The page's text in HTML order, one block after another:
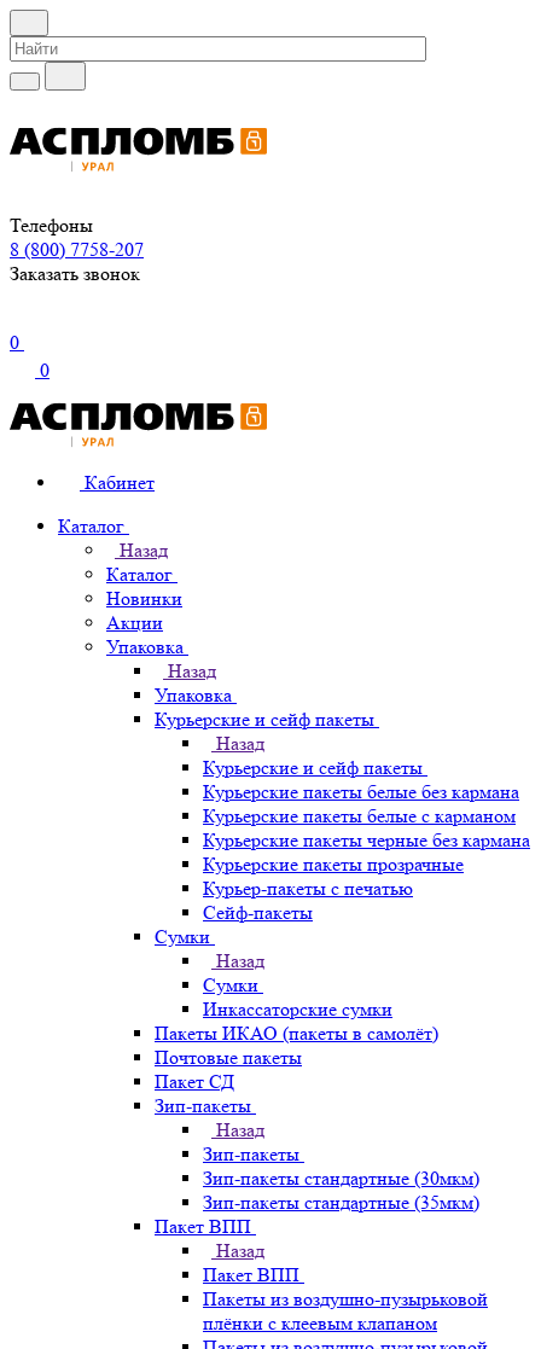
Телефоны
8 (800) 7758-207
Заказать звонок
0
0
Кабинет
Каталог
Назад
Каталог
Новинки
Акции
Упаковка
Назад
Упаковка
Курьерские и сейф пакеты
Назад
Курьерские и сейф пакеты
Курьерские пакеты белые без кармана
Курьерские пакеты белые с карманом
Курьерские пакеты черные без кармана
Курьерские пакеты прозрачные
Курьер-пакеты с печатью
Сейф-пакеты
Сумки
Назад
Сумки
Инкассаторские сумки
Пакеты ИКАО (пакеты в самолёт)
Почтовые пакеты
Пакет СД
Зип-пакеты
Назад
Зип-пакеты
Зип-пакеты стандартные (30мкм)
Зип-пакеты стандартные (35мкм)
Пакет ВПП
Назад
Пакет ВПП
Пакеты из воздушно-пузырьковой
плёнки с клеевым клапаном